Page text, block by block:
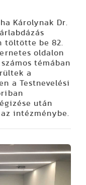
Károlynak Dr.
töltötte be 82.
oldalon
témában
a
a Testnevelési
után
intézménybe.